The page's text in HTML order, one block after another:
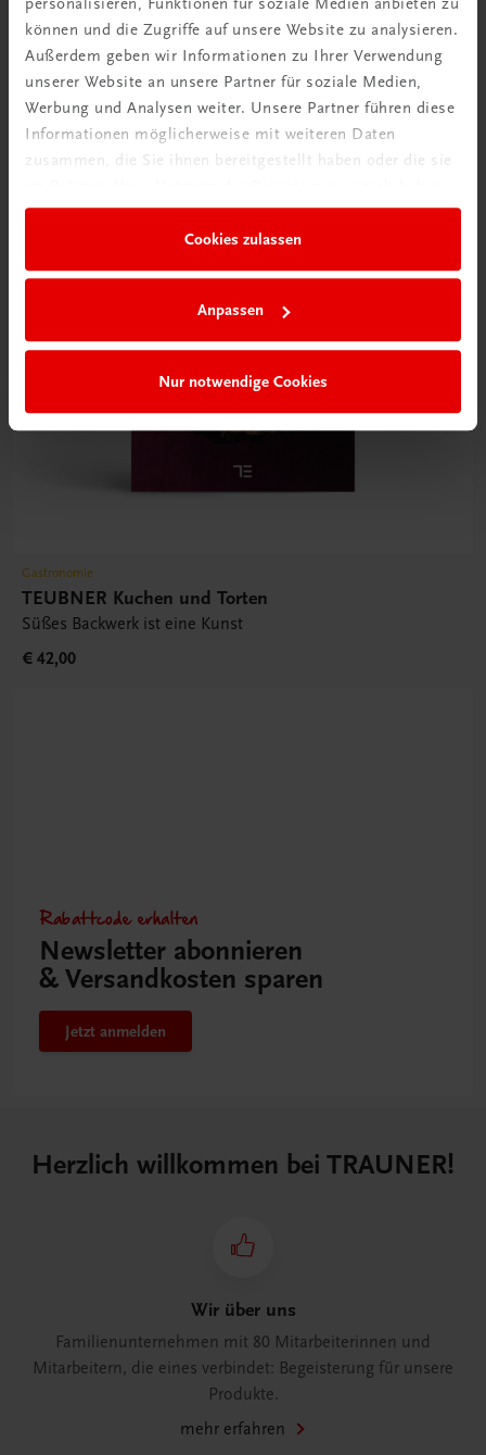
können und die Zugriffe auf unsere Website zu analysieren.
Außerdem geben wir Informationen zu Ihrer Verwendung
unserer Website an unsere Partner für soziale Medien,
Werbung und Analysen weiter. Unsere Partner führen diese
Informationen möglicherweise mit weiteren Daten
zusammen, die Sie ihnen bereitgestellt haben oder die sie
Cookies zulassen
Anpassen
Nur notwendige Cookies
Gastronomie
Hochzeit – Torten und mehr
Für den Wow-Effekt auf jeder Hochzeitstafel
€ 39,90
Gastronomie
TEUBNER Kuchen und Torten
Süßes Backwerk ist eine Kunst
€ 42,00
Rabattcode erhalten
Newsletter abonnieren
& Versandkosten sparen
Jetzt anmelden
Herzlich willkommen bei TRAUNER!
Wir über uns
Familienunternehmen mit 80 Mitarbeiterinnen und
Mitarbeitern, die eines verbindet: Begeisterung für unsere
Produkte.
mehr erfahren